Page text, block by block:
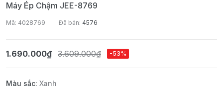
Máy Ép Chậm JEE-8769
Mã: 4028769 Đã bán: 4576
1.690.000₫ 3.609.000₫ -53%
Màu sắc: Xanh